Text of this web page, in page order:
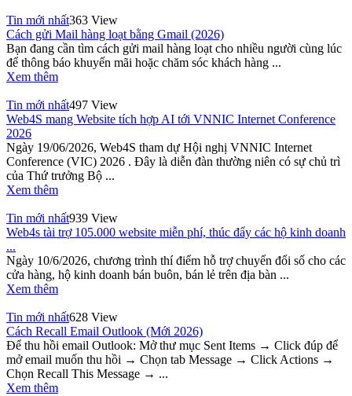
Tin mới nhất363 View
Cách gửi Mail hàng loạt bằng Gmail (2026)
Bạn đang cần tìm cách gửi mail hàng loạt cho nhiều người cùng lúc
để thông báo khuyến mãi hoặc chăm sóc khách hàng ...
Xem thêm
Tin mới nhất497 View
Web4S mang Website tích hợp AI tới VNNIC Internet Conference
2026
Ngày 19/06/2026, Web4S tham dự Hội nghị VNNIC Internet
Conference (VIC) 2026 . Đây là diễn đàn thường niên có sự chủ trì
của Thứ trưởng Bộ ...
Xem thêm
Tin mới nhất939 View
Web4s tài trợ 105.000 website miễn phí, thúc đẩy các hộ kinh doanh
...
Ngày 10/6/2026, chương trình thí điểm hỗ trợ chuyển đổi số cho các
cửa hàng, hộ kinh doanh bán buôn, bán lẻ trên địa bàn ...
Xem thêm
Tin mới nhất628 View
Cách Recall Email Outlook (Mới 2026)
Để thu hồi email Outlook: Mở thư mục Sent Items → Click đúp để
mở email muốn thu hồi → Chọn tab Message → Click Actions →
Chọn Recall This Message → ...
Xem thêm